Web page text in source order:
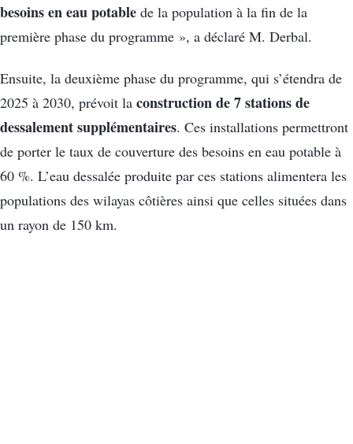
besoins en eau potable de la population à la fin de la
première phase du programme », a déclaré M. Derbal.
Ensuite, la deuxième phase du programme, qui s’étendra de
2025 à 2030, prévoit la construction de 7 stations de
dessalement supplémentaires. Ces installations permettront
de porter le taux de couverture des besoins en eau potable à
60 %. L’eau dessalée produite par ces stations alimentera les
populations des wilayas côtières ainsi que celles situées dans
un rayon de 150 km.